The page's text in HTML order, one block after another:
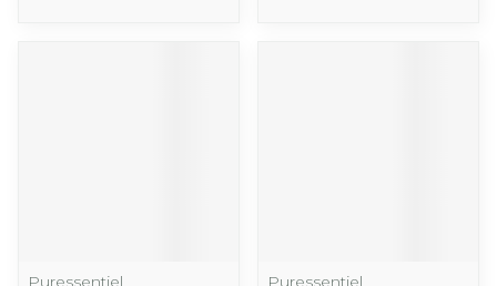
Puressentiel Puressentiel